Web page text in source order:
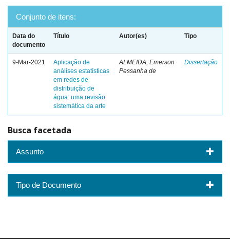
Conjunto de itens:
Data do
documento
Título Autor(es) Tipo
9-Mar-2021
Aplicação de
análises estatísticas
em redes de
distribuição de
água: uma revisão
sistemática da arte
ALMEIDA, Emerson
Pessanha de
Dissertação
Busca facetada
Assunto
Tipo de Documento